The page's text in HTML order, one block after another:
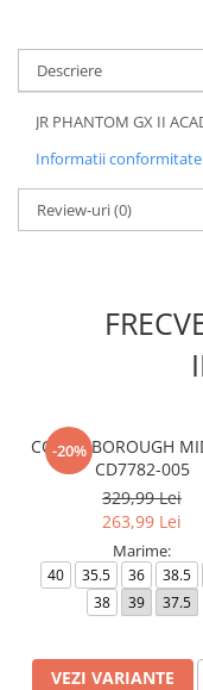
Descriere
JR PHANTOM GX II
Informatii
Review-uri(0)
-20%
COURT BOROUGH
CD7782-005
329,99 Lei
263,99 Lei
Marime:
40 35.5 36 38.5
38
39 37.5
VEZI VARIANTE